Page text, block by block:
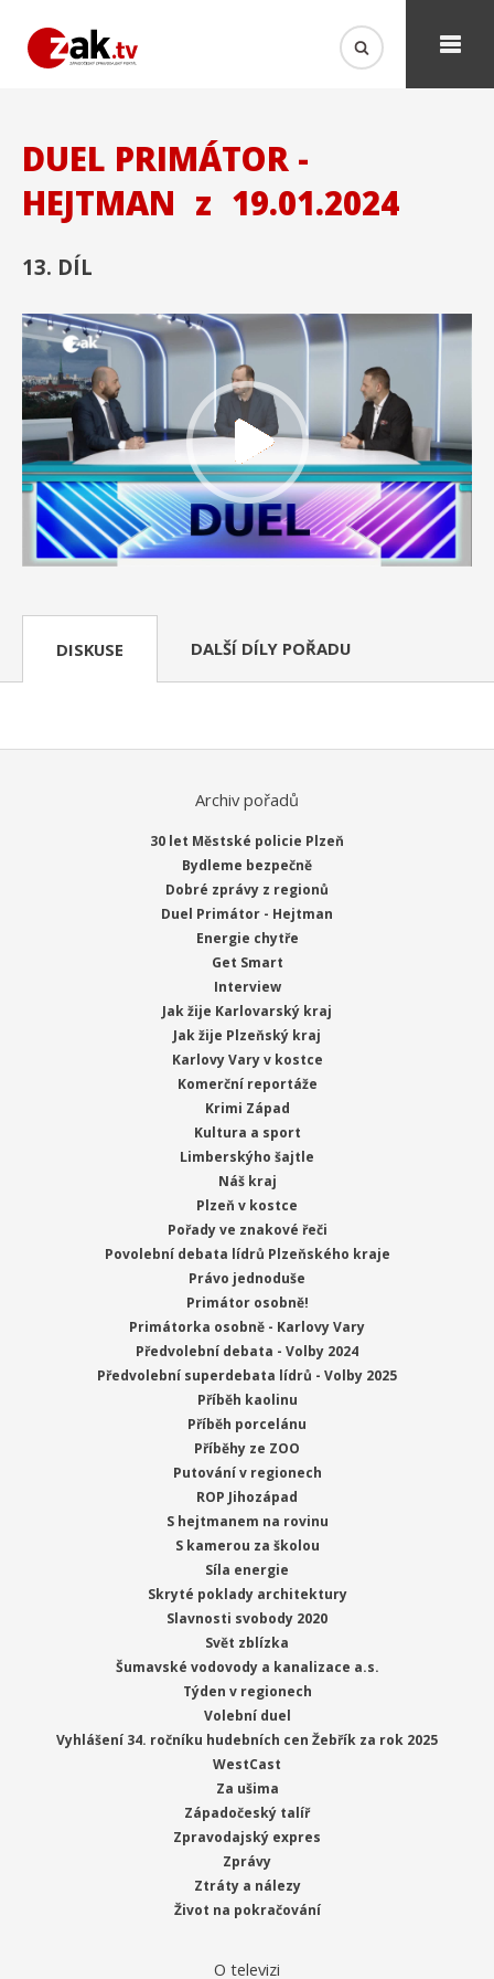
DUEL PRIMÁTOR -
HEJTMAN z 19.01.2024
13. DÍL
DISKUSE DALŠÍ DÍLY POŘADU
Archiv pořadů
30 let Městské policie Plzeň
Bydleme bezpečně
Dobré zprávy z regionů
Duel Primátor - Hejtman
Energie chytře
Get Smart
Interview
Jak žije Karlovarský kraj
Jak žije Plzeňský kraj
Karlovy Vary v kostce
Komerční reportáže
Krimi Západ
Kultura a sport
Limberskýho šajtle
Náš kraj
Plzeň v kostce
Pořady ve znakové řeči
Povolební debata lídrů Plzeňského kraje
Právo jednoduše
Primátor osobně!
Primátorka osobně - Karlovy Vary
Předvolební debata - Volby 2024
Předvolební superdebata lídrů - Volby 2025
Příběh kaolinu
Příběh porcelánu
Příběhy ze ZOO
Putování v regionech
ROP Jihozápad
S hejtmanem na rovinu
S kamerou za školou
Síla energie
Skryté poklady architektury
Slavnosti svobody 2020
Svět zblízka
Šumavské vodovody a kanalizace a.s.
Týden v regionech
Volební duel
Vyhlášení 34. ročníku hudebních cen Žebřík za rok 2025
WestCast
Za ušima
Západočeský talíř
Zpravodajský expres
Zprávy
Ztráty a nálezy
Život na pokračování
O televizi